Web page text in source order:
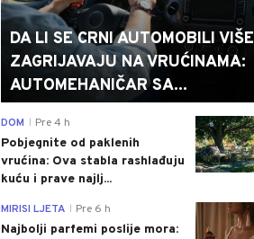
DA LI SE CRNI AUTOMOBILI VIŠE
ZAGRIJAVAJU NA VRUĆINAMA:
AUTOMEHANIČAR SA...
DOM Pre 4 h
Pobjegnite od paklenih
vrućina: Ova stabla rashlađuju
kuću i prave najlj...
MIRISI LJETA Pre 6 h
Najbolji parfemi poslije mora: